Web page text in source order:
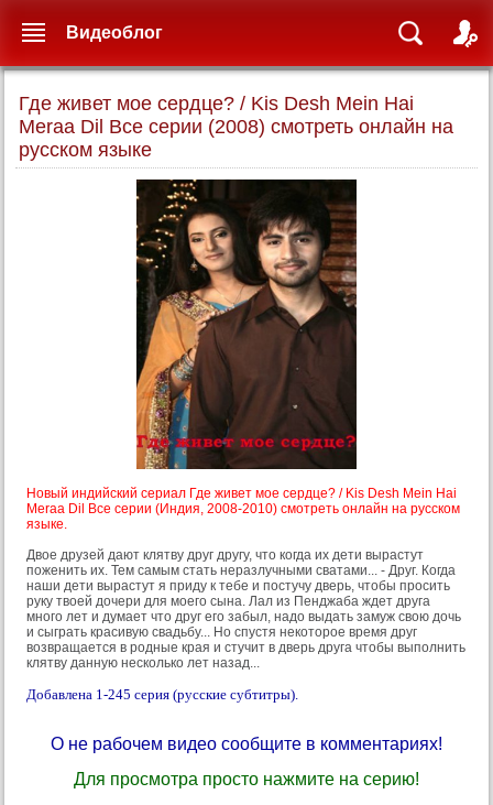
Где живет мое сердце? / Kis Desh Mein Hai
Meraa Dil Все серии (2008) смотреть онлайн на
русском языке
Новый индийский сериал Где живет мое сердце? / Kis Desh Mein Hai
Meraa Dil Все серии (Индия, 2008-2010) смотреть онлайн на русском
языке.
Двое друзей дают клятву друг другу, что когда их дети вырастут
поженить их. Тем самым стать неразлучными сватами... - Друг. Когда
наши дети вырастут я приду к тебе и постучу дверь, чтобы просить
руку твоей дочери для моего сына. Лал из Пенджаба ждет друга
много лет и думает что друг его забыл, надо выдать замуж свою дочь
и сыграть красивую свадьбу... Но спустя некоторое время друг
возвращается в родные края и стучит в дверь друга чтобы выполнить
клятву данную несколько лет назад...
Добавлена 1-245 серия (русские субтитры).
О не рабочем видео сообщите в комментариях!
Для просмотра просто нажмите на серию!
Видеоблог